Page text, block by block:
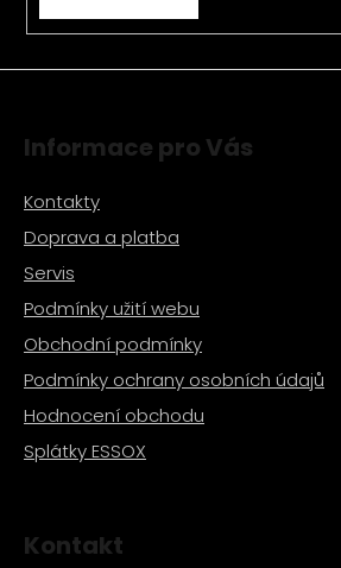
ý
p
Informace pro Vás
Kontakty
Doprava a platba
Servis
Podmínky užití webu
Obchodní podmínky
Podmínky ochrany osobních údajů
Hodnocení obchodu
Splátky ESSOX
Kontakt